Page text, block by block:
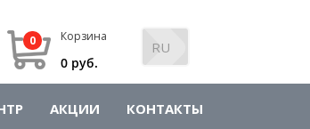
Корзина
0
0 руб.
АКЦИИ КОНТАКТЫ